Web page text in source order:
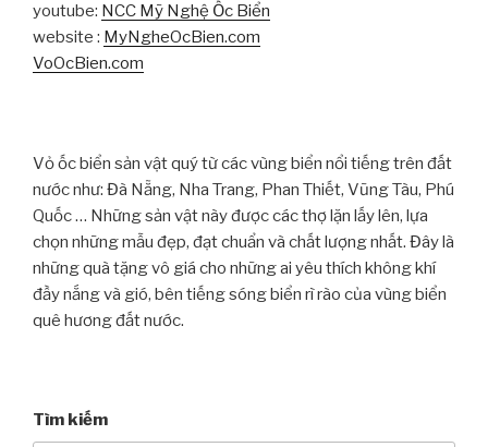
youtube: NCC Mỹ Nghệ Ốc Biển
website : MyNgheOcBien.com
VoOcBien.com
Vỏ ốc biển sản vật quý từ các vùng biển nổi tiếng trên đất
nước như: Đà Nẵng, Nha Trang, Phan Thiết, Vũng Tàu, Phú
Quốc … Những sản vật này được các thợ lặn lấy lên, lựa
chọn những mẫu đẹp, đạt chuẩn và chất lượng nhất. Đây là
những quà tặng vô giá cho những ai yêu thích không khí
đầy nắng và gió, bên tiếng sóng biển rì rào của vùng biển
quê hương đất nước.
Tìm kiếm